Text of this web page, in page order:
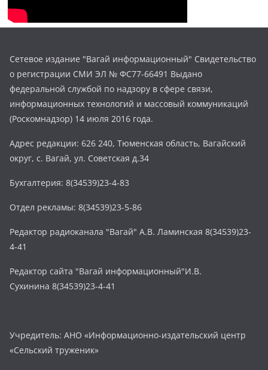
Сетевое издание "Вагай информационный" Свидетельство
о регистрации СМИ ЭЛ № ФС77-66491 Выдано
федеральной службой по надзору в сфере связи,
информационных технологий и массовый коммуникаций
(Роскомнадзор) 14 июля 2016 года.
Адрес редакции: 626 240, Тюменская область, Вагайский
округ, с. Вагай, ул. Советская д.34
Бухгалтерия: 8(34539)23-4-83
Отдел рекламы: 8(34539)23-5-86
Редактор радиоканала "Вагай" А.В. Ламинская 8(34539)23-
4-41
Редактор сайта "Вагай информационный"И.В.
Сухинина 8(34539)23-4-41
Учредитель: АНО «Информационно-издательский центр
«Сельский труженик»